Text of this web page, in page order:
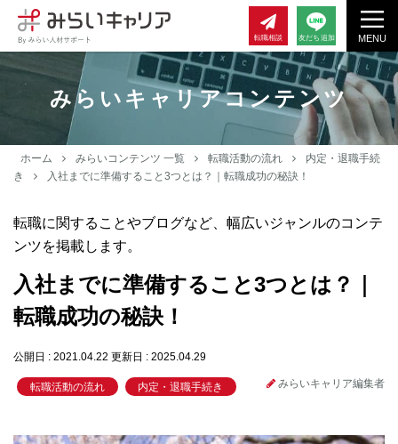
MENU
転職相談 友だち追加
みらいキャリアコンテンツ
ホーム みらいコンテンツ 一覧 転職活動の流れ
内定・退職手続
き
入社までに準備すること3つとは？｜転職成功の秘訣！
転職に関することやブログなど、幅広いジャンルのコンテ
ンツを掲載します。
入社までに準備すること3つとは？｜
転職成功の秘訣！
公開日 : 2021.04.22 更新日 : 2025.04.29
転職活動の流れ 内定・退職手続き みらいキャリア編集者